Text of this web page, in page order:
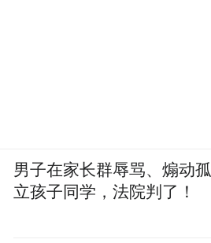
男子在家长群辱骂、煽动孤
立孩子同学，法院判了！